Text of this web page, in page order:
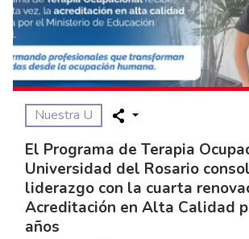
Nuestra U
El Programa de Terapia
Universidad del Rosario
liderazgo con la cuarta
Acreditación en Alta Calidad
años